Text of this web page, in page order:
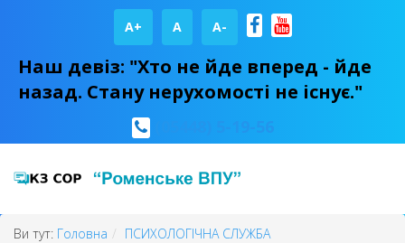
A+ А A-
Наш девіз: "Хто не йде вперед - йде
назад. Стану нерухомості не існує."
Ви тут: Головна
ПСИХОЛОГІЧНА СЛУЖБА